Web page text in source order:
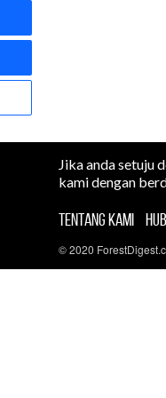
Jika anda setuju
kami dengan
TENTANG KAMI
© 2020